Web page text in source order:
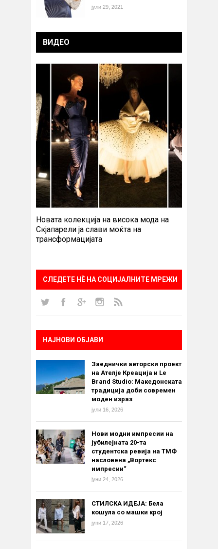
јули 29, 2021
ВИДЕО
Новата колекција на висока мода на
Скјапарели ја слави моќта на
трансформацијата
СЛЕДЕТЕ НÈ НА СОЦИЈАЛНИТЕ МРЕЖИ
НАЈНОВИ ОБЈАВИ
Заеднички авторски проект
на Ателје Креација и Le
Brand Studio: Македонската
традиција доби современ
моден израз
јули 16, 2026
Нови модни импресии на
јубилејната 20-та
студентска ревија на ТМФ
насловена „Вортекс
импресии“
јуни 24, 2026
СТИЛСКА ИДЕЈА: Бела
кошула со машки крој
јуни 17, 2026